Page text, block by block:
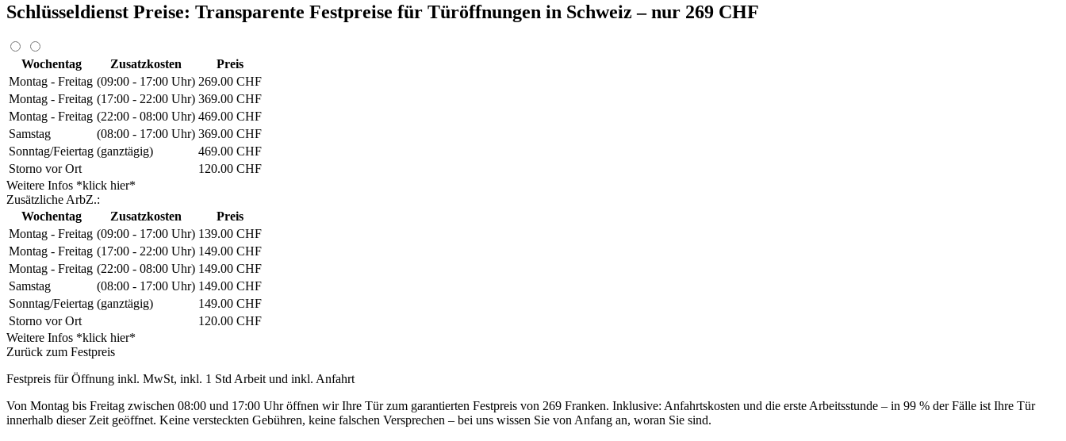
Schlüsseldienst Preise: Transparente Festpreise für Türöffnungen in Schweiz – nur 269 CHF
Wochentag Zusatzkosten
Preis
Montag - Freitag (09:00 - 17:00 Uhr) 269.00 CHF
Montag - Freitag (17:00 - 22:00 Uhr) 369.00 CHF
Montag - Freitag (22:00 - 08:00 Uhr) 469.00 CHF
Samstag
(08:00 - 17:00 Uhr) 369.00 CHF
Sonntag/Feiertag (ganztägig)
469.00 CHF
Storno vor Ort
120.00 CHF
Weitere Infos *klick hier*
Zusätzliche ArbZ.:
Wochentag
Zusatzkosten
Preis
Montag - Freitag (09:00 - 17:00 Uhr) 139.00 CHF
Montag - Freitag (17:00 - 22:00 Uhr) 149.00 CHF
Montag - Freitag (22:00 - 08:00 Uhr) 149.00 CHF
Samstag
(08:00 - 17:00 Uhr) 149.00 CHF
Sonntag/Feiertag (ganztägig)
149.00 CHF
Storno vor Ort
120.00 CHF
Weitere Infos *klick hier*
Zurück zum Festpreis
Festpreis für Öffnung inkl. MwSt, inkl. 1 Std Arbeit und inkl. Anfahrt
Von Montag bis Freitag zwischen 08:00 und 17:00 Uhr öffnen wir Ihre Tür zum garantierten Festpreis von 269 Franken. Inklusive: Anfahrtskosten und die erste Arbeitsstunde – in 99 % der Fälle ist Ihre Tür
innerhalb dieser Zeit geöffnet. Keine versteckten Gebühren, keine falschen Versprechen – bei uns wissen Sie von Anfang an, woran Sie sind.